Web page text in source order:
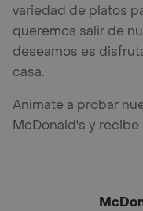
variedad de platos
queremos salir de
deseamos es
casa.
Anímate a probar
McDonald's y